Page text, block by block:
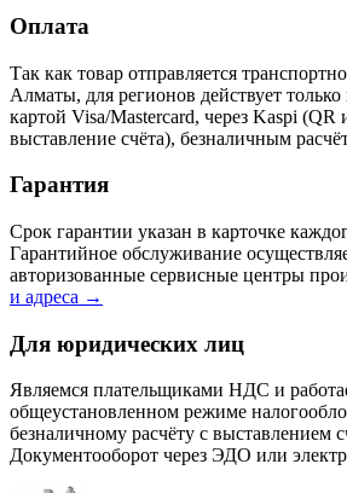
Оплата
Так как товар отправляется
Алматы, для регионов действует
картой Visa/Mastercard, через Kaspi (QR
выставление счёта), безналичным
Гарантия
Срок гарантии указан в карточке
Гарантийное обслуживание
авторизованные сервисные центры
и адреса →
Для юридических лиц
Являемся плательщиками НДС и
общеустановленном режиме
безналичному расчёту с
Документооборот через ЭДО или